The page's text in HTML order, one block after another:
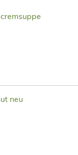
neu